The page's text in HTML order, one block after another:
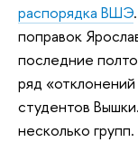
распорядка ВШЭ
поправок
последние
ряд
студентов
несколько